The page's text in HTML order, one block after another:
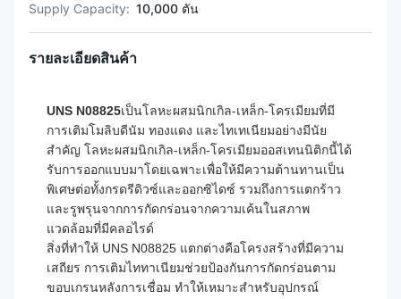
Supply Capacity: 10,000 ตัน
รายละเอียดสินค้า
UNS N08825เป็นโลหะผสมนิกเกิล-เหล็ก-โครเมียมที่มี
การเติมโมลิบดีนัม ทองแดง และไทเทเนียมอย่างมีนัย
สำคัญ โลหะผสมนิกเกิล-เหล็ก-โครเมียมออสเทนนิติกนี้ได้
รับการออกแบบมาโดยเฉพาะเพื่อให้มีความต้านทานเป็น
พิเศษต่อทั้งกรดรีดิวซ์และออกซิไดซ์ รวมถึงการแตกร้าว
และรูพรุนจากการกัดกร่อนจากความเค้นในสภาพ
แวดล้อมที่มีคลอไรด์
สิ่งที่ทำให้ UNS N08825 แตกต่างคือโครงสร้างที่มีความ
เสถียร การเติมไททาเนียมช่วยป้องกันการกัดกร่อนตาม
ขอบเกรนหลังการเชื่อม ทำให้เหมาะสำหรับอุปกรณ์